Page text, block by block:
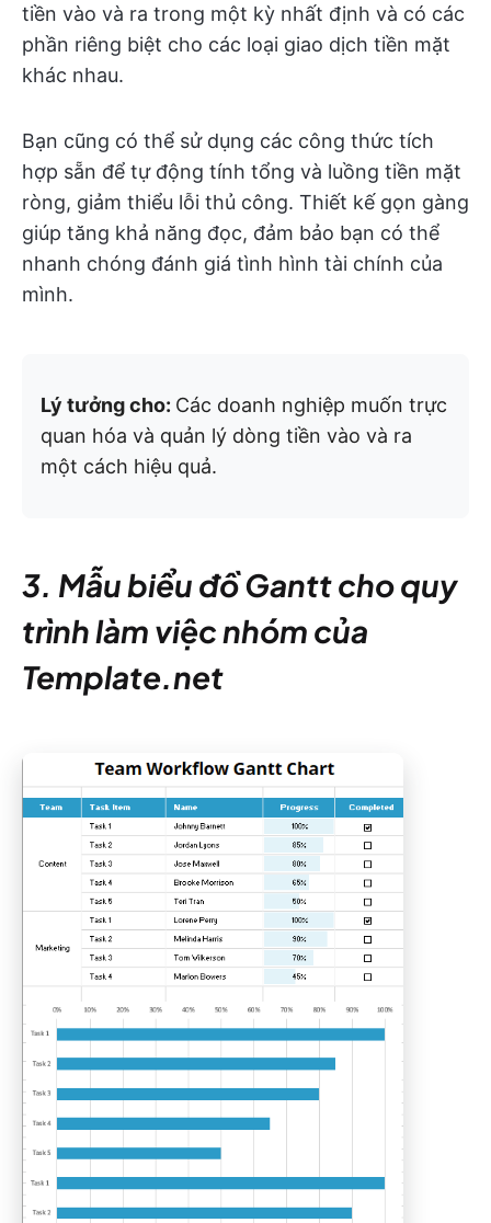
tiền vào và ra trong một kỳ nhất định và có các
phần riêng biệt cho các loại giao dịch tiền mặt
khác nhau.
Bạn cũng có thể sử dụng các công thức tích
hợp sẵn để tự động tính tổng và luồng tiền mặt
ròng, giảm thiểu lỗi thủ công. Thiết kế gọn gàng
giúp tăng khả năng đọc, đảm bảo bạn có thể
nhanh chóng đánh giá tình hình tài chính của
mình.
Lý tưởng cho: Các doanh nghiệp muốn trực
quan hóa và quản lý dòng tiền vào và ra
một cách hiệu quả.
3. Mẫu biểu đồ Gantt cho quy
trình làm việc nhóm của
Template.net